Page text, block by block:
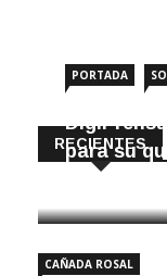
RECIENTES
PORTADA
para su
CAÑADA ROSAL